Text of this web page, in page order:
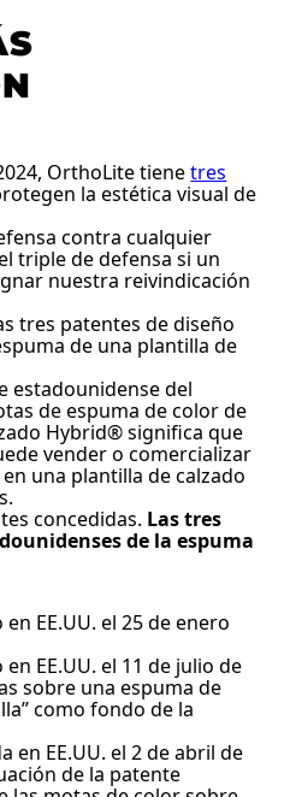
OrthoLite tienetres
la estética visual de
contra cualquier
triple de defensa si un
nuestra reivindicación
tres patentes de diseño
de una plantilla de
estadounidense del
de espuma de color de
Hybrid® significa que
vender o comercializar
una plantilla de calzado
concedidas. Las tres
de la espuma
EE.UU. el 25 de enero
EE.UU. el 11 de julio de
sobre una espuma de
como fondo de la
en EE.UU. el 2 de abril de
de la patente